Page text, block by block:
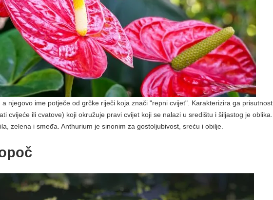
njegovo ime potječe od grčke riječi koja znači "repni cvijet". Karakterizira ga prisutnost
cvijeće ili cvatove) koji okružuje pravi cvijet koji se nalazi u središtu i šiljastog je oblika.
zelena i smeđa. Anthurium je sinonim za gostoljubivost, sreću i obilje.